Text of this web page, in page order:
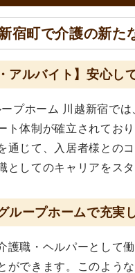
宿町で介護の新た
アルバイト】安心し
プホーム 川越新宿で
ト体制が確立されてお
通じて、入居者様との
としてのキャリアをス
ループホームで充実
護職・ヘルパーとして
ができます。このよう